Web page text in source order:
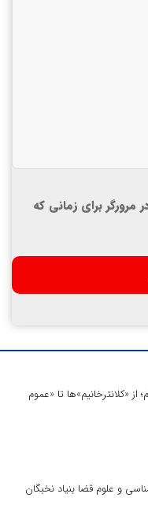
برای زمانی که
از «کلانترخانیم»ها تا «عموم
و علوم قضا بنیاد نخبگان